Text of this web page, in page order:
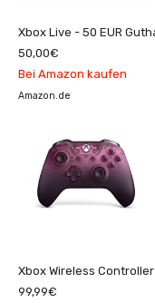
Xbox Live - 50 EUR
50,00€
Bei Amazon kaufen
Amazon.de
Xbox Wireless
99,99€